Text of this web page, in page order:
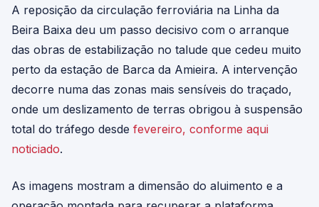
A reposição da circulação ferroviária na Linha da
Beira Baixa deu um passo decisivo com o arranque
das obras de estabilização no talude que cedeu muito
perto da estação de Barca da Amieira. A intervenção
decorre numa das zonas mais sensíveis do traçado,
onde um deslizamento de terras obrigou à suspensão
total do tráfego desde fevereiro, conforme aqui
noticiado.
As imagens mostram a dimensão do aluimento e a